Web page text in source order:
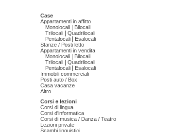
Case
Appartamenti in affitto
Monolocali
Bilocali
Trilocali
Quadrilocali
Pentalocali
Esalocali
Stanze / Posti letto
Appartamenti in vendita
Monolocali
Bilocali
Trilocali
Quadrilocali
Pentalocali
Esalocali
Immobili commerciali
Posti auto / Box
Casa vacanze
Altro
Corsi e lezioni
Corsi di lingua
Corsi d'informatica
Corsi di musica / Danza / Teatro
Lezioni private
Scambi linguistici